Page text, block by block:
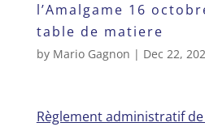
l’Amalgame 16
table de matiere
by Mario Gagnon | Dec 22,
Règlement administratif